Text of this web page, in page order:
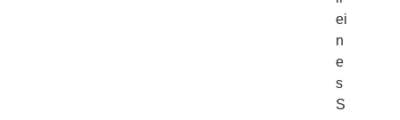
ei
n
e
s
S